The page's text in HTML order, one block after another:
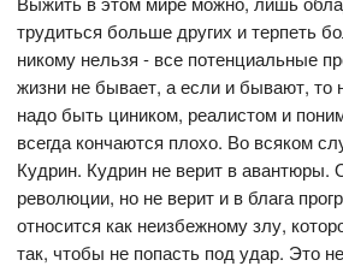
трудиться больше других и терпеть
никому нельзя - все потенциальные
жизни не бывает, а если и бывают, то
надо быть циником, реалистом и
всегда кончаются плохо. Во всяком
Кудрин. Кудрин не верит в авантюры.
революции, но не верит и в блага
относится как неизбежному злу,
так, чтобы не попасть под удар. Это